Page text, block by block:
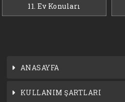
11. Ev Konuları
ANASAYFA
KULLANIM ŞARTLARI